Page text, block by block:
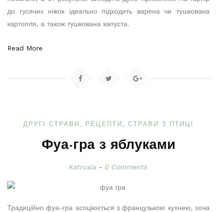
до гусячих ніжок ідеально підходить варена чи тушкована
картопля, а також тушкована капуста.
Read More
ДРУГІ СТРАВИ РЕЦЕПТИ СТРАВИ З ПТИЦІ
Фуа-гра з яблуками
Katrusia 0 Comments
Традиційно фуа-гра асоціюється з французькою кухнею, хоча